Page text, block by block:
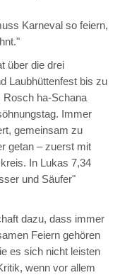
Karneval so feiern,
über die drei
Laubhüttenfest bis zu
Rosch ha-Schana
Immer
gemeinsam zu
getan – zuerst mit
In Lukas 7,34
und Säufer"
dazu, dass immer
Feiern gehören
es sich nicht leisten
wenn vor allem